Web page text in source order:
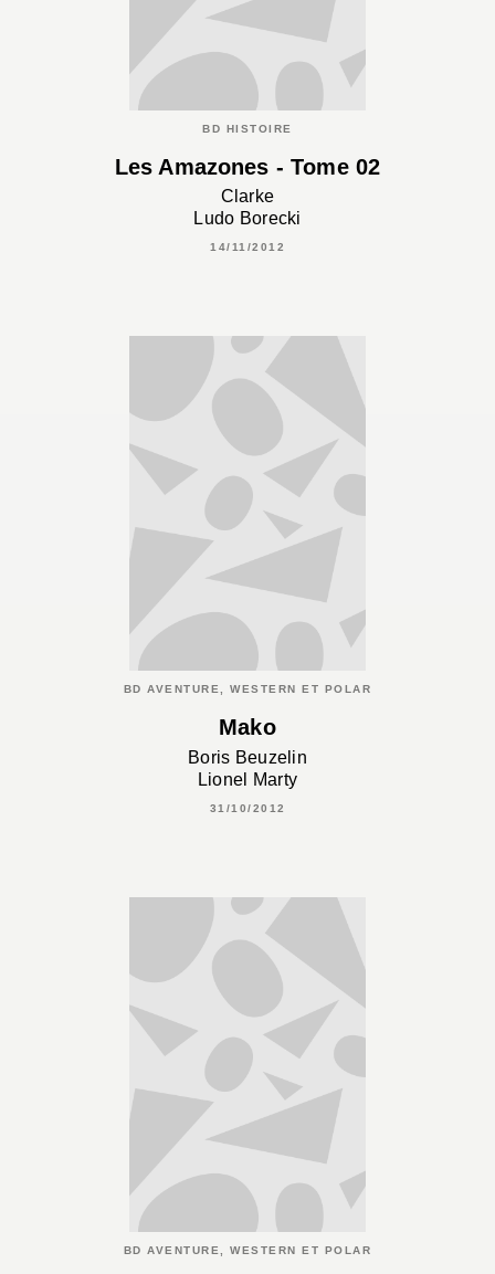
BD HISTOIRE
Les Amazones - Tome 02
Clarke
Ludo Borecki
14/11/2012
BD AVENTURE, WESTERN ET POLAR
Mako
Boris Beuzelin
Lionel Marty
31/10/2012
BD AVENTURE, WESTERN ET POLAR